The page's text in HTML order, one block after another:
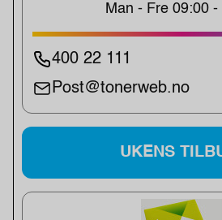
Man - Fre 09:00 -
400 22 111
Post@tonerweb.no
UKENS